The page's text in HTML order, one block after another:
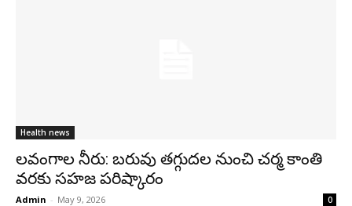
Health news
లవంగాల నీరు: బరువు తగ్గుదల నుంచి చర్మ కాంతి
వరకు సహజ పరిష్కారం
Admin - May 9, 2026 0